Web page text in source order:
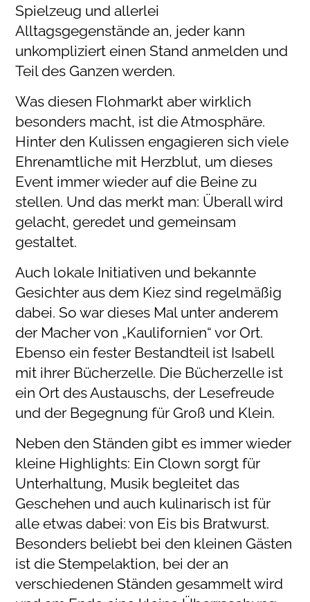
Spielzeug und allerlei
Alltagsgegenstände an, jeder kann
unkompliziert einen Stand anmelden und
Teil des Ganzen werden.
Was diesen Flohmarkt aber wirklich
besonders macht, ist die Atmosphäre.
Hinter den Kulissen engagieren sich viele
Ehrenamtliche mit Herzblut, um dieses
Event immer wieder auf die Beine zu
stellen. Und das merkt man: Überall wird
gelacht, geredet und gemeinsam
gestaltet.
Auch lokale Initiativen und bekannte
Gesichter aus dem Kiez sind regelmäßig
dabei. So war dieses Mal unter anderem
der Macher von „Kaulifornien“ vor Ort.
Ebenso ein fester Bestandteil ist Isabell
mit ihrer Bücherzelle. Die Bücherzelle ist
ein Ort des Austauschs, der Lesefreude
und der Begegnung für Groß und Klein.
Neben den Ständen gibt es immer wieder
kleine Highlights: Ein Clown sorgt für
Unterhaltung, Musik begleitet das
Geschehen und auch kulinarisch ist für
alle etwas dabei: von Eis bis Bratwurst.
Besonders beliebt bei den kleinen Gästen
ist die Stempelaktion, bei der an
verschiedenen Ständen gesammelt wird